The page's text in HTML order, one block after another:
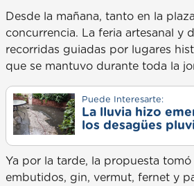
Desde la mañana, tanto en la
concurrencia. La feria artesanal y
recorridas guiadas por lugares
que se mantuvo durante toda la
Puede Interesarte:
La lluvia hizo
los desagües
Ya por la tarde, la propuesta
embutidos, gin, vermut, fernet y